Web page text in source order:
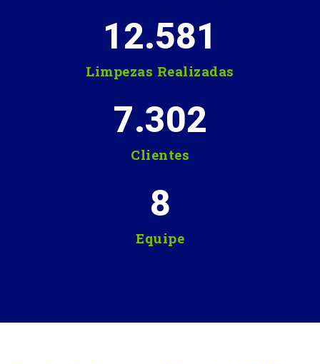
Limpezas Realizadas
12.581
Clientes
7.302
Equipe
8